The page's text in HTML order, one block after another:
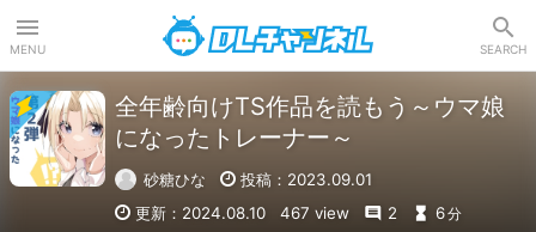
MENU SEARCH
全年齢向けTS作品を読もう～ウマ娘
になったトレーナー～
砂糖ひな
投稿：2023.09.01
更新：2024.08.10
467 view 2 6分